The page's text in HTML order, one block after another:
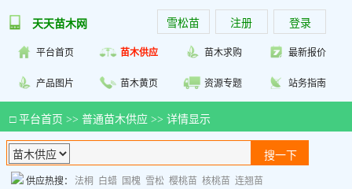
天天苗木网 雪松苗 注册 登录
平台首页 苗木供应 苗木求购 最新报价
产品图片 苗木黄页 资源专题 站务指南
□ 平台首页 >> 普通苗木供应 >> 详情显示
供应热搜： 法桐 白蜡 国槐 雪松 樱桃苗 核桃苗 连翘苗